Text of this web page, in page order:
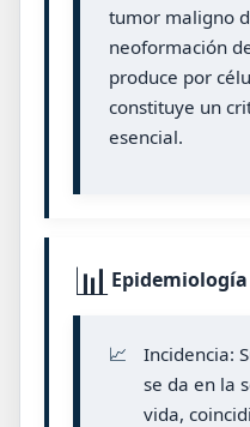
tumor maligno
neoformación
produce por
constituye un
esencial.
📊Epidemiología
📈
Incidencia:
se da en la
vida,